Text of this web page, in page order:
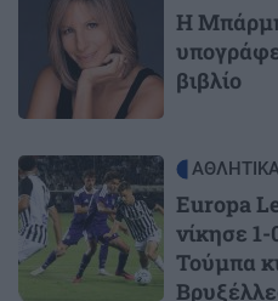
Η
βιβλίο
Image ΑΘΛΗΤΙΚΑ
Europa
νίκησε
Τούμπα